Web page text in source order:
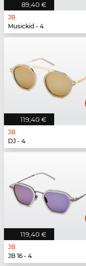
89,40 €
JB
Musickid - 4
119,40 €
JB
DJ - 4
119,40 €
JB
JB 16 - 4